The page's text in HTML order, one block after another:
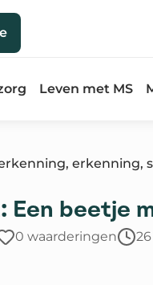
Leven met MS
erkenning,
Een beetje
0 waarderingen